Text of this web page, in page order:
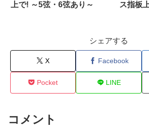
上で! ～5弦・6弦あり～
ス指板
シェアする
X Facebook
Pocket LINE
コメント